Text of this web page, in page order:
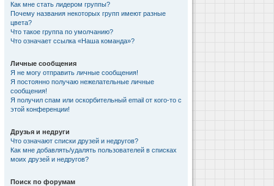
Как мне стать лидером группы?
Почему названия некоторых групп имеют разные
цвета?
Что такое группа по умолчанию?
Что означает ссылка «Наша команда»?
Личные сообщения
Я не могу отправить личные сообщения!
Я постоянно получаю нежелательные личные
сообщения!
Я получил спам или оскорбительный email от кого-то с
этой конференции!
Друзья и недруги
Что означают списки друзей и недругов?
Как мне добавлять/удалять пользователей в списках
моих друзей и недругов?
Поиск по форумам